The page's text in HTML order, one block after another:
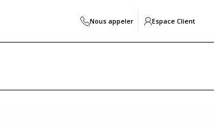
Nous appeler Espace Client